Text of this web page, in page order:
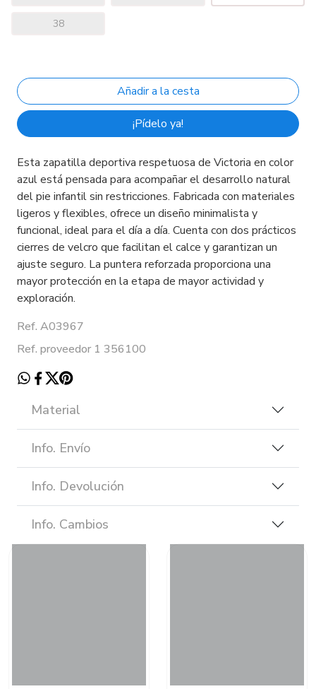
38
¡Pídelo ya!
Esta zapatilla deportiva respetuosa de Victoria en color
azul está pensada para acompañar el desarrollo natural
del pie infantil sin restricciones. Fabricada con materiales
ligeros y flexibles, ofrece un diseño minimalista y
funcional, ideal para el día a día. Cuenta con dos prácticos
cierres de velcro que facilitan el calce y garantizan un
ajuste seguro. La puntera reforzada proporciona una
mayor protección en la etapa de mayor actividad y
exploración.
Ref. A03967
Ref. proveedor 1 356100
Material
Info. Envío
Info. Devolución
Info. Cambios